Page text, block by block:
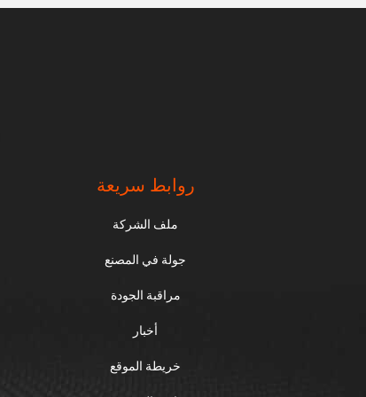
روابط سريعة
ملف الشركة
جولة في المصنع
مراقبة الجودة
أخبار
خريطة الموقع